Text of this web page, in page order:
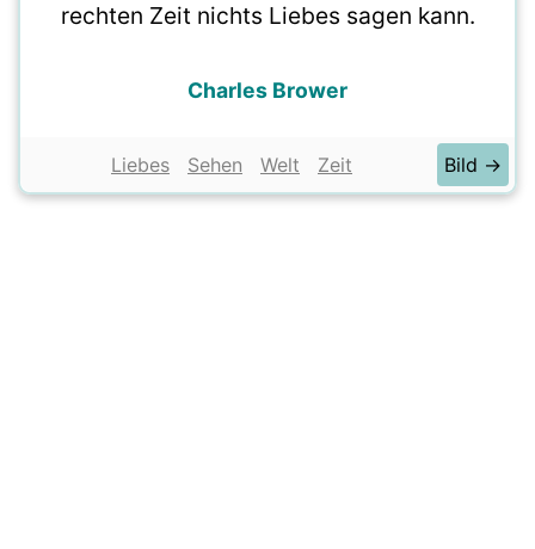
rechten Zeit nichts Liebes sagen kann.
Charles Brower
Liebes Sehen Welt Zeit Bild →